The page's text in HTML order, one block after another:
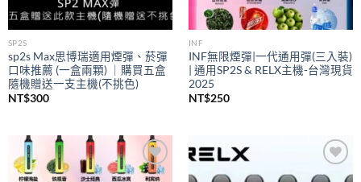
SP2S
sp2s Max思博瑞適用煙彈、菸彈
口味推薦 (一盒兩顆) ｜購買五盒
隨機贈送一支主機(不挑色)
NT$300
INF
INF無限煙彈|一代通用彈(三入裝)
| 通用SP2S & RELX主機-台灣現貨
2025
NT$250
Add to
Add to